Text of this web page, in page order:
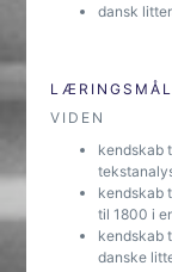
dansk
LÆRINGSMÅL
VIDEN
kendskab
kendskab
til 1800 i
kendskab
danske